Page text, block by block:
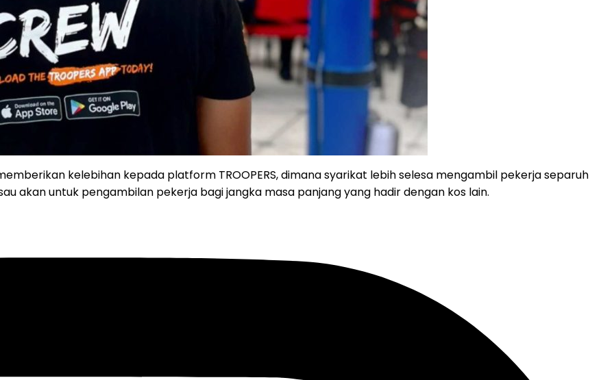
kelebihan kepada platform TROOPERS, dimana syarikat lebih selesa mengambil pekerja separuh
akan untuk pengambilan pekerja bagi jangka masa panjang yang hadir dengan kos lain.